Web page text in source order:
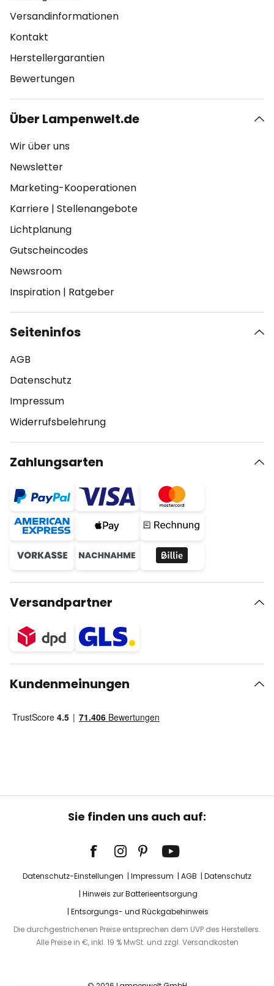
Versandinformationen
Kontakt
Herstellergarantien
Bewertungen
Über Lampenwelt.de
Wir über uns
Newsletter
Marketing-Kooperationen
Karriere | Stellenangebote
Lichtplanung
Gutscheincodes
Newsroom
Inspiration | Ratgeber
Seiteninfos
AGB
Datenschutz
Impressum
Widerrufsbelehrung
Zahlungsarten
Versandpartner
Kundenmeinungen
Sie finden uns auch auf:
Datenschutz-Einstellungen Impressum AGB
Datenschutz
Hinweis zur Batterieentsorgung
Entsorgungs- und Rückgabehinweis
Die durchgestrichenen Preise entsprechen dem UVP des Herstellers.
Alle Preise in €, inkl. 19 % MwSt. und zzgl. Versandkosten